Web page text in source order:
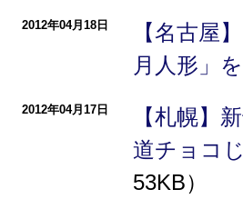
2012年04月18日
【名古屋
月人形」
2012年04月17日
【札幌】
道チョコ
53KB）